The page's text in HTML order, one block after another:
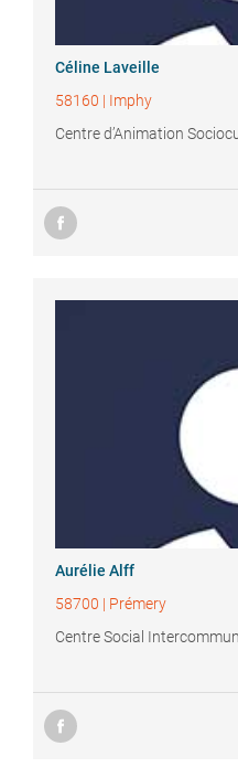
Céline Laveille
58160 | Imphy
Centre d’Animation
Aurélie Alff
58700 | Prémery
Centre Social